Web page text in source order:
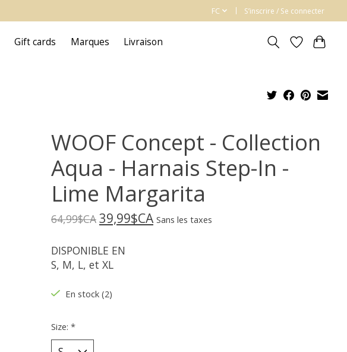
FC S’inscrire / Se connecter
Gift cards Marques Livraison
WOOF Concept - Collection
Aqua - Harnais Step-In -
Lime Margarita
64,99$CA 39,99$CA Sans les taxes
DISPONIBLE EN
S, M, L, et XL
En stock (2)
Size: *